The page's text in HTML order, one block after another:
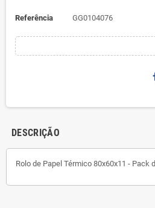
Referência GG0104076
DESCRIÇÃO
Rolo de Papel Térmico 80x60x11 - Pack